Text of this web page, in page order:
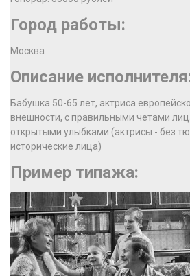
Город работы:
Москва
Описание
Бабушка 50-65 лет, актриса
внешности, с правильными четами
открытыми улыбками (актрисы - без
исторические лица)
Пример типажа: